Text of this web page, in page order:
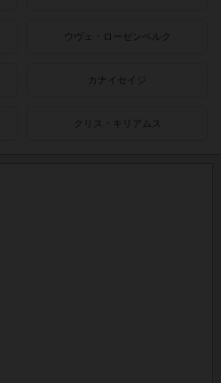
ウヴェ・ローゼンベルク
カナイセイジ
クリス・キリアムス